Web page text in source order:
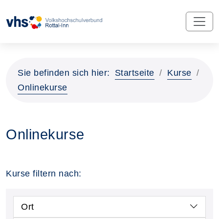
Sie befinden sich hier: Startseite
Kurse
Onlinekurse
Onlinekurse
Kurse filtern nach:
Ort